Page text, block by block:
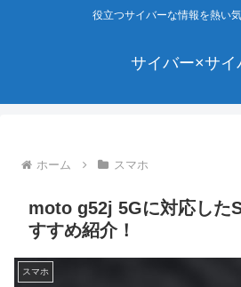
役立つサイバーな情報を熱い
サイバー×サイ
ホーム スマホ
moto g52j 5Gに対応した
すすめ紹介！
スマホ